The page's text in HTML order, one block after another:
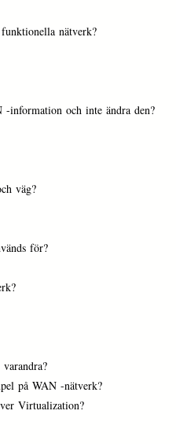
nätverk?
information och inte ändra den?
väg?
för?
på WAN -nätverk?
Virtualization?